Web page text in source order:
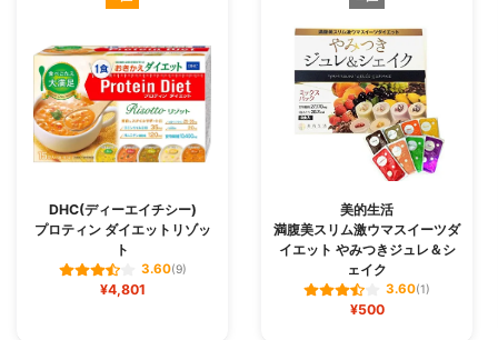
DHC(ディーエイチシー)
プロティン ダイエットリゾッ
ト
3.60(9)
¥4,801
美的生活
満腹美スリム激ウマスイーツダ
イエット やみつきジュレ＆シ
ェイク
3.60(1)
¥500